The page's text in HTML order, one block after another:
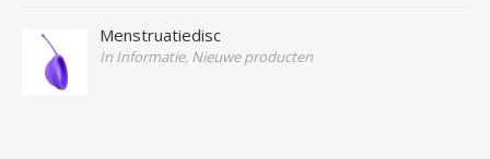
Menstruatiedisc
In Informatie, Nieuwe producten